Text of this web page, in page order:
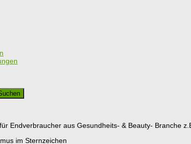
Endverbraucher aus Gesundheits- & Beauty- Branche